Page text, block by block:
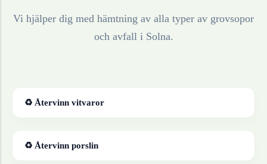
Vi hjälper dig med hämtning av alla typer av grovsopor
och avfall i Solna.
♻ Återvinn vitvaror
♻ Återvinn porslin